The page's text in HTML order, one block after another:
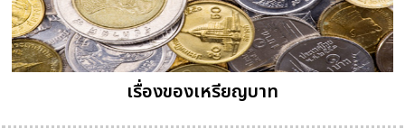
เรื่องของเหรียญบาท